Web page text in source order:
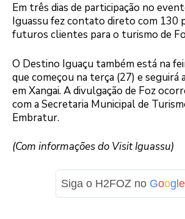
Em três dias de participação no
Iguassu fez contato direto com 130
futuros clientes para o turismo de
O Destino Iguaçu também está na
que começou na terça (27) e seguirá
em Xangai. A divulgação de Foz
com a Secretaria Municipal de
Embratur.
(Com informações do Visit Iguassu)
Siga o H2FOZ no Google